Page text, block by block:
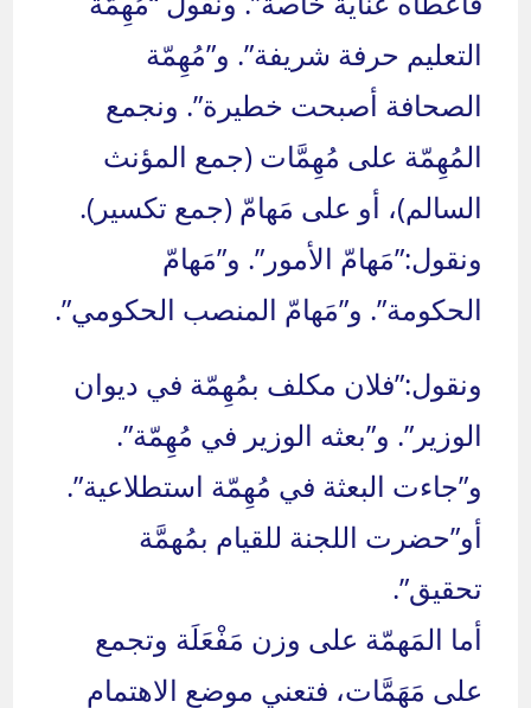
التعليم حرفة شريفة”. و”مُهِمّة
الصحافة أصبحت خطيرة”. ونجمع
المُهِمّة على مُهِمَّات (جمع المؤنث
السالم)، أو على مَهامّ (جمع تكسير).
ونقول:”مَهامّ الأمور”. و”مَهامّ
الحكومة”. و”مَهامّ المنصب الحكومي”.
ونقول:”فلان مكلف بمُهِمّة في ديوان
الوزير”. و”بعثه الوزير في مُهِمّة”.
و”جاءت البعثة في مُهِمّة استطلاعية”.
أو”حضرت اللجنة للقيام بمُهمَّة
تحقيق”.
أما المَهمّة على وزن مَفْعَلَة وتجمع
على مَهَمَّات، فتعني موضع الاهتمام